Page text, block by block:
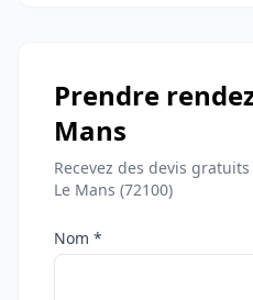
Prendre
Mans
Recevez des devis
Le Mans (72100)
Nom *